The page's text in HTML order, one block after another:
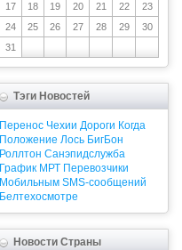
17
18 19 20 21 22
23
24
25 26 27 28 29
30
31
Тэги Новостей
Перенос Чехии Дороги Когда
Положение Лось БигБон
Роллтон Санэпидслужба
График МРТ Перевозчики
Мобильным SMS-сообщений
Белтехосмотре
Новости Страны